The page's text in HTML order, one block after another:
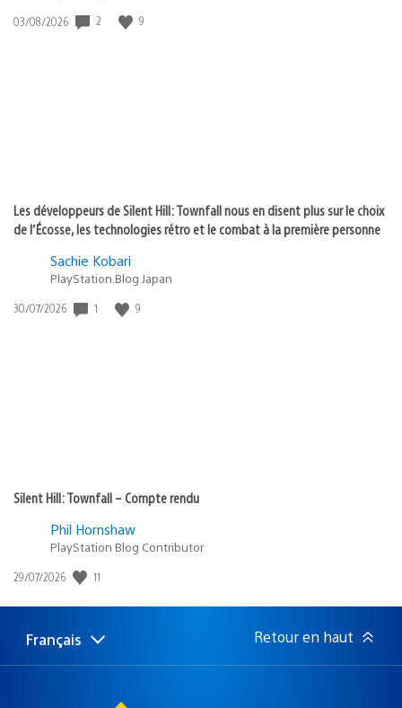
Date
03/08/2026 2 9
Les développeurs de Silent Hill: Townfall nous en disent plus sur le choix
de l’Écosse, les technologies rétro et le combat à la première personne
Sachie Kobari
PlayStation.Blog Japan
Date
30/07/2026 1 9
Silent Hill: Townfall – Compte rendu
Phil Hornshaw
PlayStation Blog Contributor
Date
publication
29/07/2026 11
Choisir
une
Région
actuelle
Français Retour en haut